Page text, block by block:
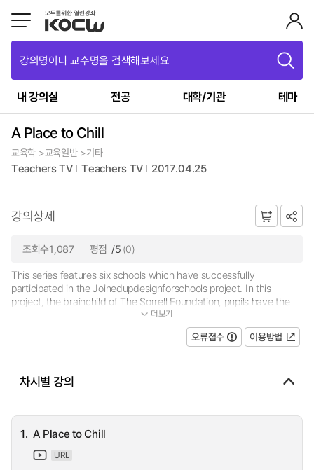
강의명이나 교수명을 검색해보세요
내 강의실 전공 대학/기관 테마
A Place to Chill
교육학 >교육일반 >기타
Teachers TV Teachers TV 2017.04.25
강의상세
조회수1,087 평점 /5 (0)
This series features six schools which have successfully
participated in the Joinedupdesignforschools project. In this
project, the brainchild of The Sorrell Foundation, pupils have the
major say in how an aspect of their school's environment is impro...
더보기
오류접수 이용방법
차시별 강의
1. A Place to Chill
URL